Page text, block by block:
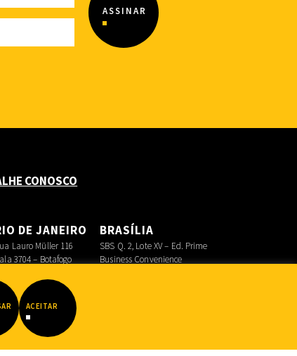
CONOSCO
DE JANEIRO
Lauro Müller 116
3704 – Botafogo
BRASÍLIA
SBS Q. 2, Lote XV – Ed. Prime
Business Convenience
ACEITAR